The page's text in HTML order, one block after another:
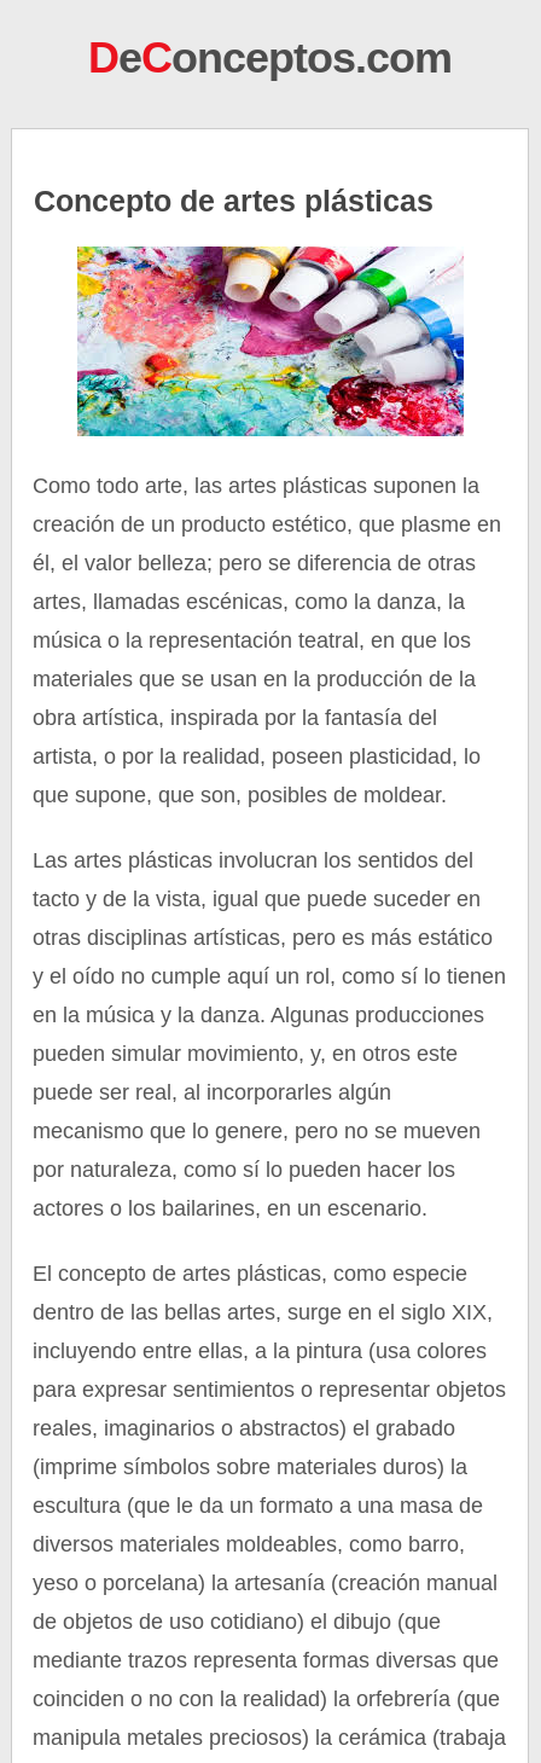
DeConceptos.com
Concepto de artes plásticas
Como todo arte, las artes plásticas suponen la
creación de un producto estético, que plasme en
él, el valor belleza; pero se diferencia de otras
artes, llamadas escénicas, como la danza, la
música o la representación teatral, en que los
materiales que se usan en la producción de la
obra artística, inspirada por la fantasía del
artista, o por la realidad, poseen plasticidad, lo
que supone, que son, posibles de moldear.
Las artes plásticas involucran los sentidos del
tacto y de la vista, igual que puede suceder en
otras disciplinas artísticas, pero es más estático
y el oído no cumple aquí un rol, como sí lo tienen
en la música y la danza. Algunas producciones
pueden simular movimiento, y, en otros este
puede ser real, al incorporarles algún
mecanismo que lo genere, pero no se mueven
por naturaleza, como sí lo pueden hacer los
actores o los bailarines, en un escenario.
El concepto de artes plásticas, como especie
dentro de las bellas artes, surge en el siglo XIX,
incluyendo entre ellas, a la pintura (usa colores
para expresar sentimientos o representar objetos
reales, imaginarios o abstractos) el grabado
(imprime símbolos sobre materiales duros) la
escultura (que le da un formato a una masa de
diversos materiales moldeables, como barro,
yeso o porcelana) la artesanía (creación manual
de objetos de uso cotidiano) el dibujo (que
mediante trazos representa formas diversas que
coinciden o no con la realidad) la orfebrería (que
manipula metales preciosos) la cerámica (trabaja